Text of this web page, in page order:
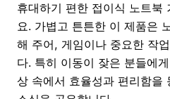
휴대하기 편한 접이식 노트북
요. 가볍고 튼튼한 이 제품은
해 주어, 게임이나 중요한 작
다. 특히 이동이 잦은 분들에
상 속에서 효율성과 편리함을